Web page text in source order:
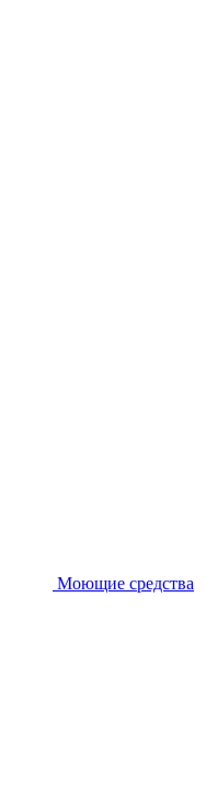
Моющие средства